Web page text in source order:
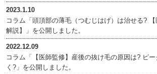
2023.1.10
コラム「頭頂部の薄毛（つむじはげ）は治せる?
解説】」を公開しました。
2022.12.09
コラム「【医師監修】産後の抜け毛の原因は? ピ
く?」を公開しました。